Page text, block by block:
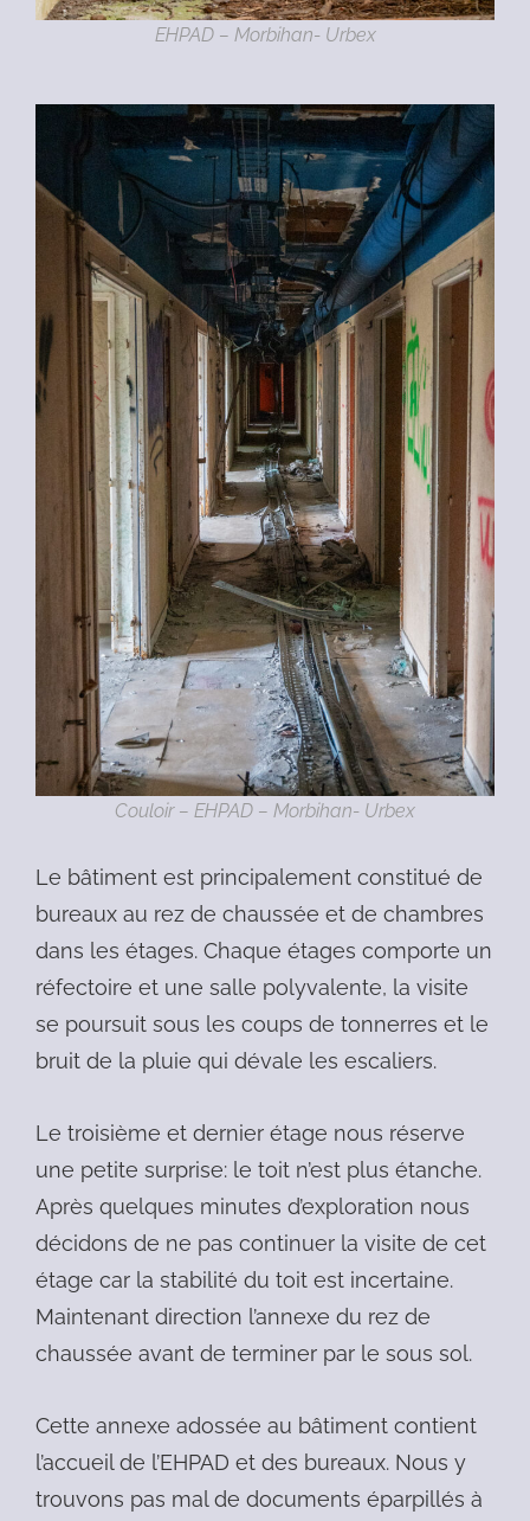
EHPAD – Morbihan- Urbex
Couloir – EHPAD – Morbihan- Urbex
Le bâtiment est principalement constitué de
bureaux au rez de chaussée et de chambres
dans les étages. Chaque étages comporte un
réfectoire et une salle polyvalente, la visite
se poursuit sous les coups de tonnerres et le
bruit de la pluie qui dévale les escaliers.
Le troisième et dernier étage nous réserve
une petite surprise: le toit n’est plus étanche.
Après quelques minutes d’exploration nous
décidons de ne pas continuer la visite de cet
étage car la stabilité du toit est incertaine.
Maintenant direction l’annexe du rez de
chaussée avant de terminer par le sous sol.
Cette annexe adossée au bâtiment contient
l’accueil de l’EHPAD et des bureaux. Nous y
trouvons pas mal de documents éparpillés à